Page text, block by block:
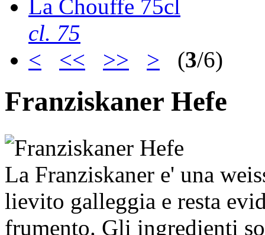
La Chouffe 75cl
cl. 75
<
<< >> > (3/6)
Franziskaner Hefe
La Franziskaner e' una
lievito galleggia e resta
frumento. Gli ingredienti